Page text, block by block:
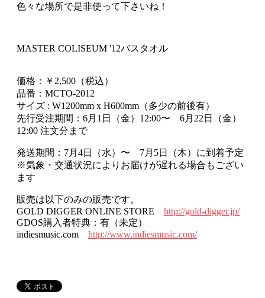
色々な場所で是非使って下さいね！
MASTER COLISEUM '12バスタオル
価格：￥2,500（税込）
品番：MCTO-2012
サイズ : W1200mm x H600mm（多少の前後有）
先行受注期間：6月1日（金）12:00〜 6月22日（金）
12:00 注文分まで
発送期間：7月4日（水）〜 7月5日（木）に到着予定
※気象・交通状況によりお届けが遅れる場合もござい
ます
販売は以下のみの販売です。
GOLD DIGGER ONLINE STORE http://gold-digger.jp/
GDOS購入者特典：有（未定）
indiesmusic.com http://www.indiesmusic.com/